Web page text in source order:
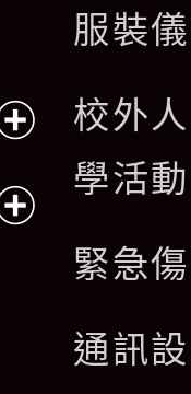
開
服裝
校外
學活
緊急
通訊